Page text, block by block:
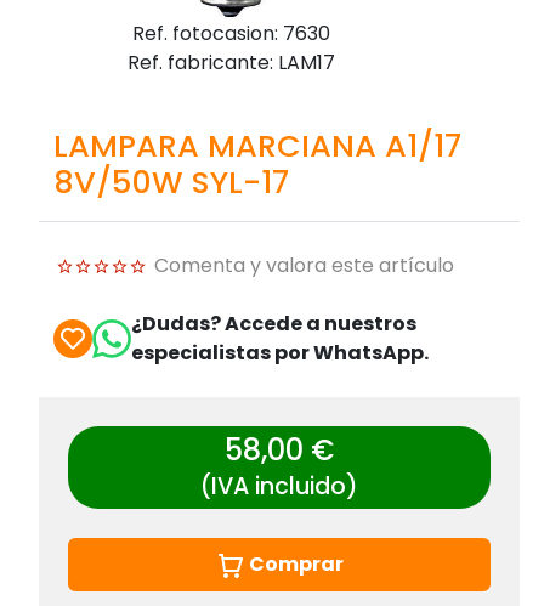
Ref. fotocasion: 7630
Ref. fabricante: LAM17
LAMPARA MARCIANA A1/17
8V/50W SYL-17
Comenta y valora este artículo
¿Dudas? Accede a nuestros
especialistas por WhatsApp.
58,00 €
(IVA incluido)
Comprar